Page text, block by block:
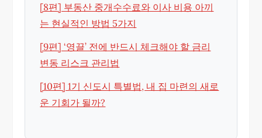
[8편] 부동산 중개수수료와 이사 비용 아끼
는 현실적인 방법 5가지
[9편] ‘영끌’ 전에 반드시 체크해야 할 금리
변동 리스크 관리법
[10편] 1기 신도시 특별법, 내 집 마련의 새로
운 기회가 될까?